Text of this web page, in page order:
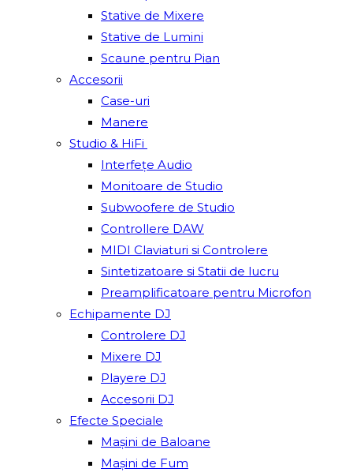
Stative de Mixere
Stative de Lumini
Scaune pentru Pian
Accesorii
Case-uri
Manere
Studio & HiFi
Interfețe Audio
Monitoare de Studio
Subwoofere de Studio
Controllere DAW
MIDI Claviaturi si Controlere
Sintetizatoare si Statii de lucru
Preamplificatoare pentru Microfon
Echipamente DJ
Controlere DJ
Mixere DJ
Playere DJ
Accesorii DJ
Efecte Speciale
Mașini de Baloane
Mașini de Fum